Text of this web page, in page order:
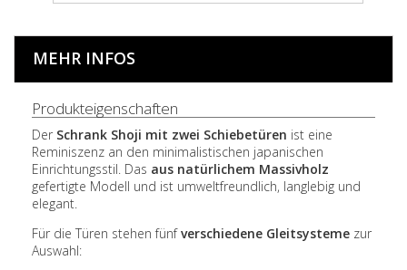
MEHR INFOS
Produkteigenschaften
Der Schrank Shoji mit zwei Schiebetüren ist eine
Reminiszenz an den minimalistischen japanischen
Einrichtungsstil. Das aus natürlichem Massivholz
gefertigte Modell und ist umweltfreundlich, langlebig und
elegant.
Für die Türen stehen fünfverschiedene Gleitsysteme zur
Auswahl: